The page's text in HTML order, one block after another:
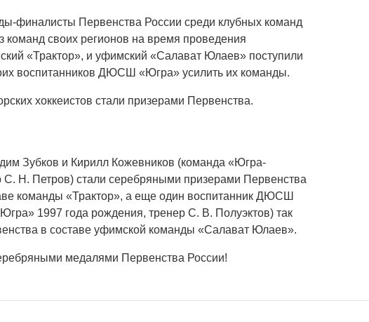
финалисты Первенства России среди клубных команд
команд своих регионов на время проведения
«Трактор», и уфимский «Салават Юлаев» поступили
воспитанников ДЮСШ «Югра» усилить их команды.
хоккеистов стали призерами Первенства.
Зубков и Кирилл Кожевников (команда «Югра-
Н. Петров) стали серебряными призерами Первенства
команды «Трактор», а еще один воспитанник ДЮСШ
1997 года рождения, тренер С. В. Полуэктов) так
в составе уфимской команды «Салават Юлаев».
медалями Первенства России!